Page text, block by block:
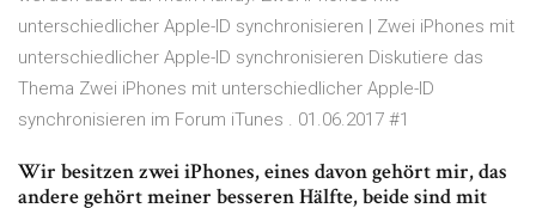
unterschiedlicher Apple-ID synchronisieren | Zwei iPhones mit
unterschiedlicher Apple-ID synchronisieren Diskutiere das
Thema Zwei iPhones mit unterschiedlicher Apple-ID
synchronisieren im Forum iTunes . 01.06.2017 #1
Wir besitzen zwei iPhones, eines davon gehört mir, das
andere gehört meiner besseren Hälfte, beide sind mit